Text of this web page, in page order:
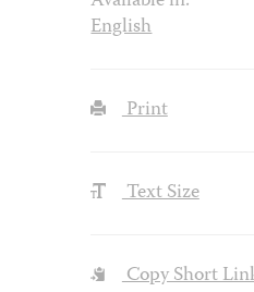
English
Print
Text Size
Copy Short